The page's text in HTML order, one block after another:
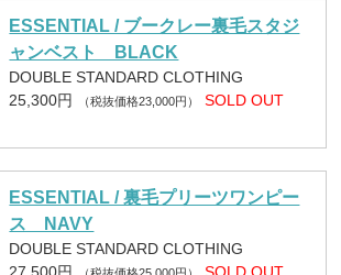
ESSENTIAL / ブークレー裏毛スタジ
ャンベスト BLACK
DOUBLE STANDARD CLOTHING
25,300円
（税抜価格23,000円） SOLD OUT
ESSENTIAL / 裏毛プリーツワンピー
ス NAVY
DOUBLE STANDARD CLOTHING